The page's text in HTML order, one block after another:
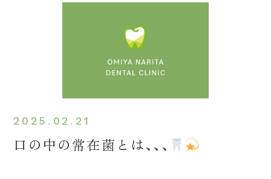
2025.02.21
口の中の常在菌とは､､､